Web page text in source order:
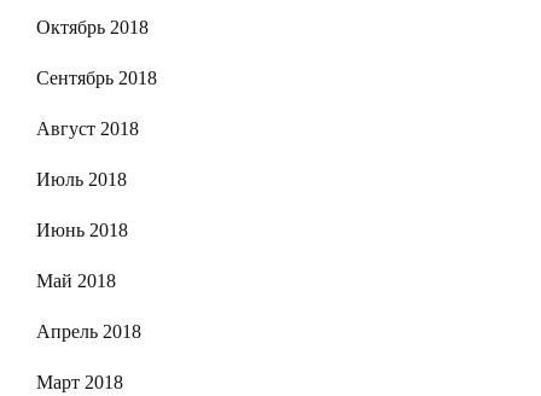
Октябрь 2018
Сентябрь 2018
Август 2018
Июль 2018
Июнь 2018
Май 2018
Апрель 2018
Март 2018